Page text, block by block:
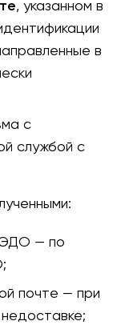
, указанном в
в
с
службой с
ЭДО — по
почте — при